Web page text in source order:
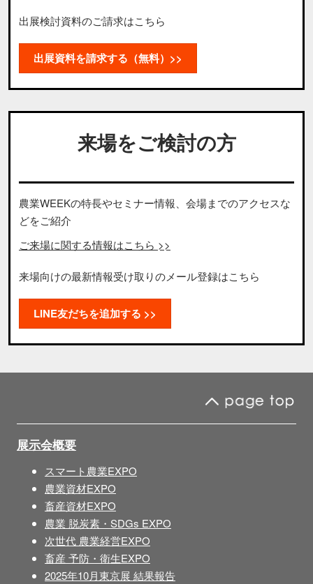
出展検討資料のご請求はこちら
出展資料を請求する（無料）>>
来場をご検討の方
農業WEEKの特長やセミナー情報、会場までのアクセスな
どをご紹介
ご来場に関する情報はこちら >>
来場向けの最新情報受け取りのメール登録はこちら
LINE友だちを追加する >>
展示会概要
スマート農業EXPO
農業資材EXPO
畜産資材EXPO
農業 脱炭素・SDGs EXPO
次世代 農業経営EXPO
畜産 予防・衛生EXPO
2025年10月東京展 結果報告